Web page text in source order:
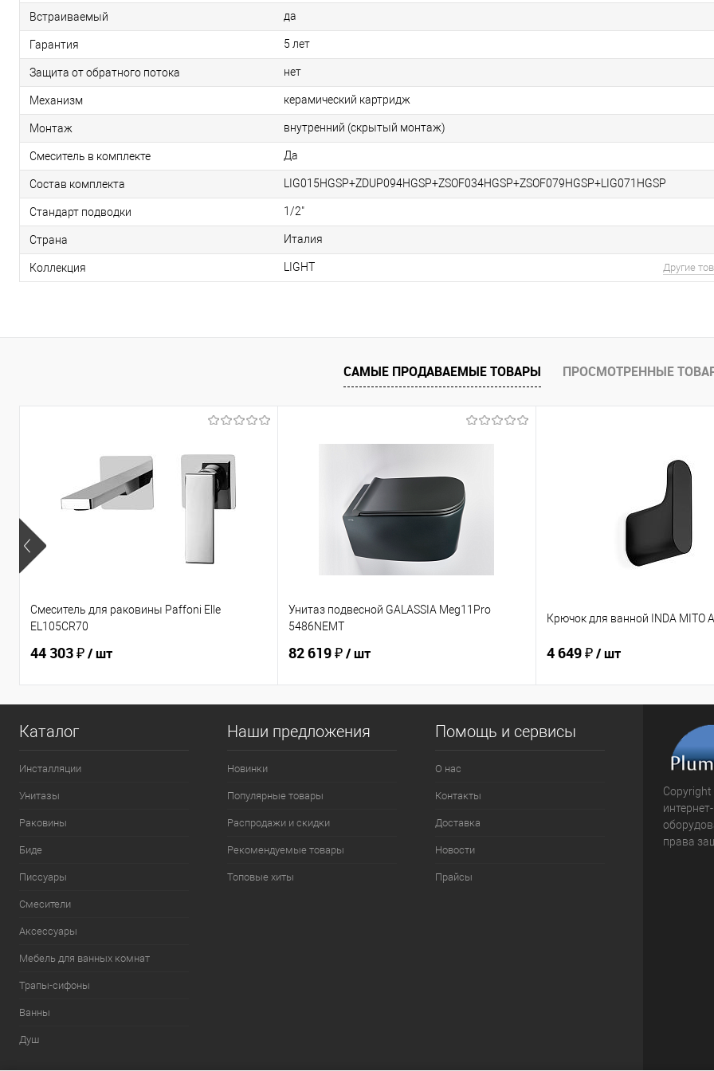
Встраиваемый да
Гарантия 5 лет
Защита от обратного потока нет
Механизм керамический картридж
Монтаж внутренний (скрытый монтаж)
Смеситель в комплекте Да
Состав комплекта LIG015HGSP+ZDUP094HGSP+ZSOF034HGSP+ZSOF079HGSP+LIG071HGSP
Стандарт подводки 1/2"
Страна Италия
Коллекция LIGHT Другие
САМЫЕ ПРОДАВАЕМЫЕ ТОВАРЫ ПРОСМОТРЕННЫЕ
Смеситель для раковины Paffoni Elle
EL105CR70
44 303 ₽/ шт
Унитаз подвесной GALASSIA Meg11Pro
5486NEMT
82 619 ₽/ шт
Крючок для ванной INDA MITO
4 649 ₽/ шт
Каталог
Инсталляции
Унитазы
Раковины
Биде
Писсуары
Смесители
Аксессуары
Мебель для ванных комнат
Трапы-сифоны
Ванны
Душ
Наши предложения
Новинки
Популярные товары
Распродажи и скидки
Рекомендуемые товары
Топовые хиты
Помощь и сервисы
О нас
Контакты
Доставка
Новости
Прайсы
права